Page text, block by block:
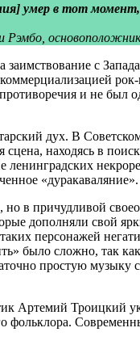
умер в тот момент,
Рэмбо,
с
и не был
дух. В
находясь в
«дуракаваляние».
в причудливой
дополняли свой
персонажей
было сложно, так
простую музыку
Артемий Троицкий
фольклора.